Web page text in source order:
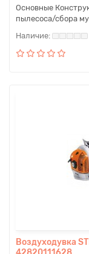
Основные
пылесоса/сбора
Воздуходувка